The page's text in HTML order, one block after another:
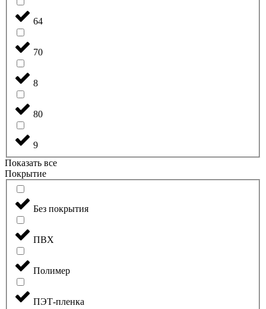
64
70
8
80
9
Показать все
Покрытие
Без покрытия
ПВХ
Полимер
ПЭТ-пленка